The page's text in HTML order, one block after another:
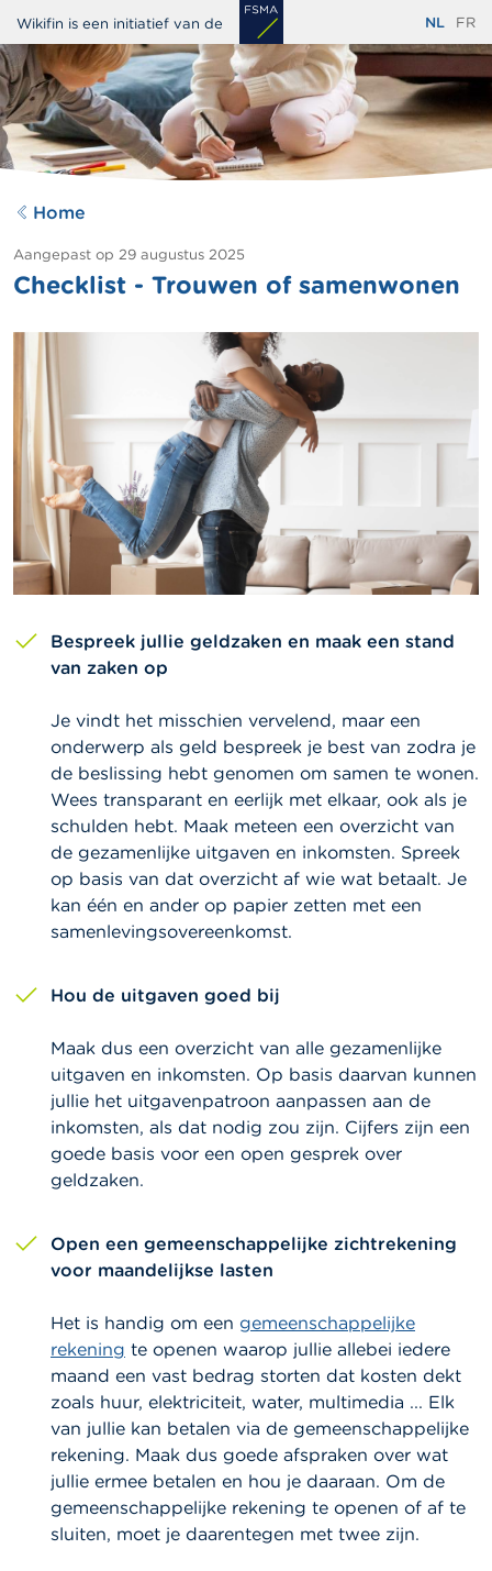
Overslaan
en
naar
de
inhoud
gaan
Wikifin is een initiatief van de NL FR
Home
Aangepast op 29 augustus 2025
Checklist - Trouwen of samenwonen
Bespreek jullie geldzaken en maak een stand
van zaken op
Je vindt het misschien vervelend, maar een
onderwerp als geld bespreek je best van zodra je
de beslissing hebt genomen om samen te wonen.
Wees transparant en eerlijk met elkaar, ook als je
schulden hebt. Maak meteen een overzicht van
de gezamenlijke uitgaven en inkomsten. Spreek
op basis van dat overzicht af wie wat betaalt. Je
kan één en ander op papier zetten met een
samenlevingsovereenkomst.
Hou de uitgaven goed bij
Maak dus een overzicht van alle gezamenlijke
uitgaven en inkomsten. Op basis daarvan kunnen
jullie het uitgavenpatroon aanpassen aan de
inkomsten, als dat nodig zou zijn. Cijfers zijn een
goede basis voor een open gesprek over
geldzaken.
Open een gemeenschappelijke zichtrekening
voor maandelijkse lasten
Het is handig om een gemeenschappelijke
rekening te openen waarop jullie allebei iedere
maand een vast bedrag storten dat kosten dekt
zoals huur, elektriciteit, water, multimedia ... Elk
van jullie kan betalen via de gemeenschappelijke
rekening. Maak dus goede afspraken over wat
jullie ermee betalen en hou je daaraan. Om de
gemeenschappelijke rekening te openen of af te
sluiten, moet je daarentegen met twee zijn.